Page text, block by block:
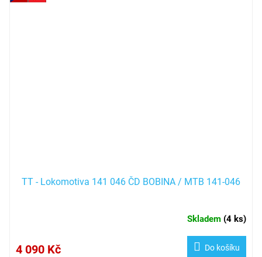
TT - Lokomotiva 141 046 ČD BOBINA / MTB 141-046
Skladem (4 ks)
4 090 Kč Do košíku